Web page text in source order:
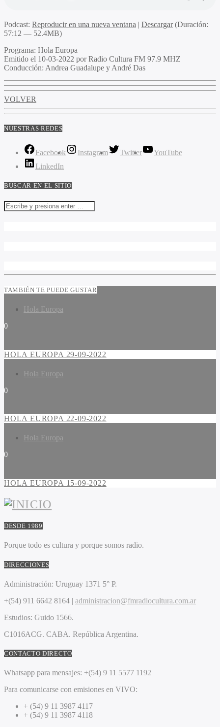
Podcast: Reproducir en una nueva ventana | Descargar(Duración:
57:12 — 52.4MB)
Programa: Hola Europa
Emitido el 10-03-2022 por Radio Cultura FM 97.9 MHZ
Conducción: Andrea Guadalupe y André Das
VOLVER
NUESTRAS REDES
Facebook Instagram Twitter
YouTube
LinkedIn
BUSCAR EN EL SITIO
TAMBIÉN TE PUEDE GUSTAR
Hola Europa
0
HOLA EUROPA 29-09-2022
Hola Europa
0
HOLA EUROPA 22-09-2022
Hola Europa
0
HOLA EUROPA 15-09-2022
DESDE 1989
Porque todo es cultura y porque somos radio.
DIRECCIONES
Administración: Uruguay 1371 5° P.
+(54) 911 6642 8164 | administracion@fmradiocultura.com.ar
Estudios: Guido 1566.
C1016ACG. CABA. República Argentina.
CONTACTO DIRECTO
Whatsapp para mensajes: +(54) 9 11 5577 1192
Para comunicarse con emisiones en VIVO:
+ (54) 9 11 3987 4117
+ (54) 9 11 3987 4118